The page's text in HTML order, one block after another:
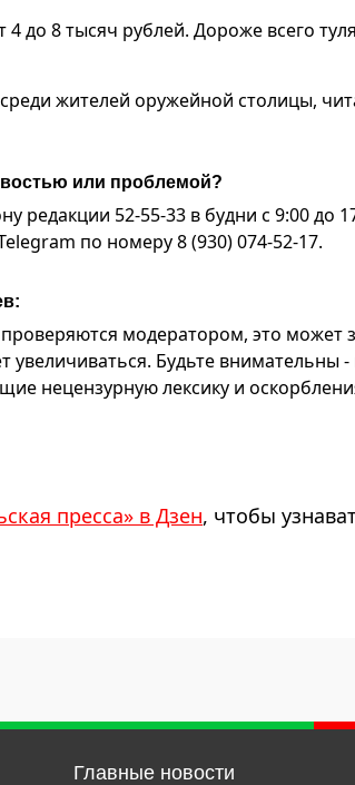
4 до 8 тысяч рублей. Дороже всего
жителей оружейной столицы,
или проблемой?
редакции 52-55-33 в будни с 9:00 до
по номеру 8 (930) 074-52-17.
модератором, это может
увеличиваться. Будьте внимательны
нецензурную лексику и
пресса» в Дзен, чтобы
Главные новости